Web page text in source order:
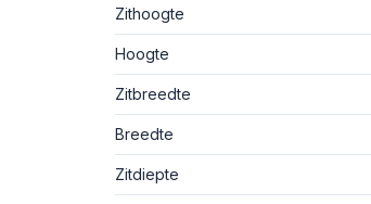
Zithoogte
Hoogte
Zitbreedte
Breedte
Zitdiepte